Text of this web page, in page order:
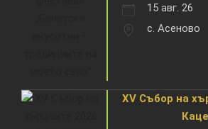
15 авг. 26
с. Асеново
XV Събор на